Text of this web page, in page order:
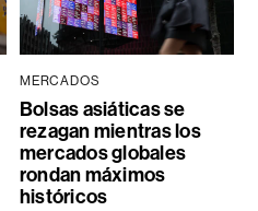
MERCADOS
Bolsas asiáticas se
rezagan mientras los
mercados globales
rondan máximos
históricos